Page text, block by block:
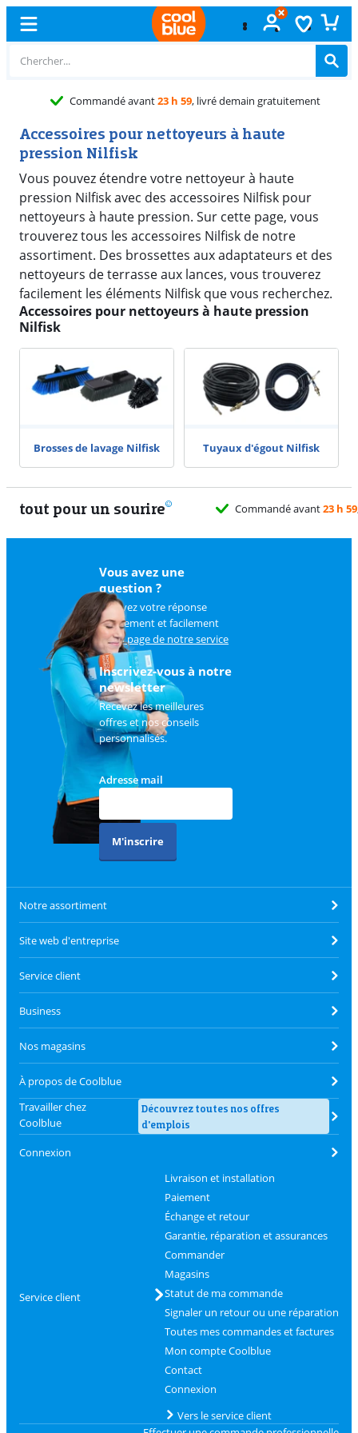
Commandé avant23 h 59, livré demain gratuitement
Accessoires pour nettoyeurs à haute
pression Nilfisk
Vous pouvez étendre votre nettoyeur à haute
pression Nilfisk avec des accessoires Nilfisk pour
nettoyeurs à haute pression. Sur cette page, vous
trouverez tous les accessoires Nilfisk de notre
assortiment. Des brossettes aux adaptateurs et des
nettoyeurs de terrasse aux lances, vous trouverez
facilement les éléments Nilfisk que vous recherchez.
Accessoires pour nettoyeurs à haute pression
Nilfisk
Brosses de lavage Nilfisk Tuyaux d'égout Nilfisk
tout pour un sourire Commandé avant23 h 59
Vous avez une
question ?
Trouvez votre réponse
rapidement et facilement
surla page de notre service
client.
Inscrivez-vous à notre
newsletter
Recevez les meilleures
offres et nos conseils
personnalisés.
Adresse mail
M'inscrire
Notre assortiment
Site web d'entreprise
Service client
Business
Nos magasins
À propos de Coolblue
Travailler chez
Coolblue
Découvrez toutes nos offres
d'emplois
Connexion
Service client
Livraison et installation
Paiement
Échange et retour
Garantie, réparation et assurances
Commander
Magasins
Statut de ma commande
Signaler un retour ou une réparation
Toutes mes commandes et factures
Mon compte Coolblue
Contact
Connexion
Vers le service client